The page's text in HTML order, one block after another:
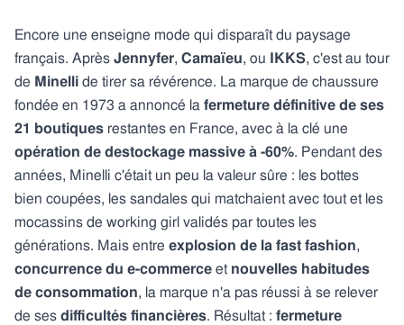
Encore une enseigne mode qui disparaît du paysage
français. Après Jennyfer, Camaïeu, ou IKKS, c'est au tour
de Minelli de tirer sa révérence. La marque de chaussure
fondée en 1973 a annoncé la fermeture définitive de ses
21 boutiques restantes en France, avec à la clé une
opération de destockage massive à -60%. Pendant des
années, Minelli c'était un peu la valeur sûre : les bottes
bien coupées, les sandales qui matchaient avec tout et les
mocassins de working girl validés par toutes les
générations. Mais entre explosion de la fast fashion,
concurrence du e-commerce etnouvelles habitudes
de consommation, la marque n'a pas réussi à se relever
de ses difficultés financières. Résultat : fermeture